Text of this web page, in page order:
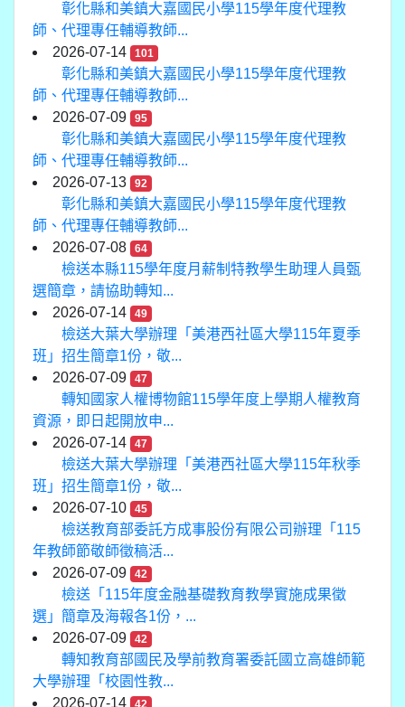
彰化縣和美鎮大嘉國民小學115學年度代理教
師、代理專任輔導教師...
2026-07-14
101
彰化縣和美鎮大嘉國民小學115學年度代理教
師、代理專任輔導教師...
2026-07-09
95
彰化縣和美鎮大嘉國民小學115學年度代理教
師、代理專任輔導教師...
2026-07-13
92
彰化縣和美鎮大嘉國民小學115學年度代理教
師、代理專任輔導教師...
2026-07-08
64
檢送本縣115學年度月薪制特教學生助理人員甄
選簡章，請協助轉知...
2026-07-14
49
檢送大葉大學辦理「美港西社區大學115年夏季
班」招生簡章1份，敬...
2026-07-09
47
轉知國家人權博物館115學年度上學期人權教育
資源，即日起開放申...
2026-07-14
47
檢送大葉大學辦理「美港西社區大學115年秋季
班」招生簡章1份，敬...
2026-07-10
45
檢送教育部委託方成事股份有限公司辦理「115
年教師節敬師徵稿活...
2026-07-09
42
檢送「115年度金融基礎教育教學實施成果徵
選」簡章及海報各1份，...
2026-07-09
42
轉知教育部國民及學前教育署委託國立高雄師範
大學辦理「校園性教...
2026-07-14
42